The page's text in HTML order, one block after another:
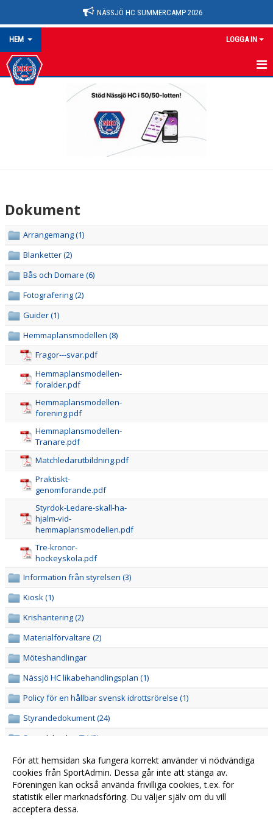
NÄSSJÖ HC SUMMERCAMP 2026
HEM LOGGA IN
NYHETER
FÖRENINGEN
HOCKEYGYMNASIET
DOKUMENT
MINA SIDOR
Dokument
Arrangemang (1)
Blanketter (2)
Bås och Domare (6)
Fotografering (2)
Guider (1)
Hemmaplansmodellen (8)
Fragor---svar.pdf
Hemmaplansmodellen-
foralder.pdf
Hemmaplansmodellen-
forening.pdf
Hemmaplansmodellen-
Tranare.pdf
Matchledarutbildning.pdf
Praktiskt-
genomforande.pdf
Styrdok-Ledare-skall-ha-
hjalm-vid-
hemmaplansmodellen.pdf
Tre-kronor-
hockeyskola.pdf
Information från styrelsen (3)
Kiosk (1)
Krishantering (2)
Materialförvaltare (2)
Möteshandlingar
Nässjö HC likabehandlingsplan (1)
Policy för en hållbar svensk idrottsrörelse (1)
Styrandedokument (24)
Svensk hockeyTV (3)
Ungdom (9)
För att hemsidan ska fungera korrekt använder vi nödvändiga
cookies från SportAdmin. Dessa går inte att stänga av.
Föreningen kan också använda frivilliga cookies, t.ex. för
statistik eller marknadsföring. Du väljer själv om du vill
acceptera dessa.